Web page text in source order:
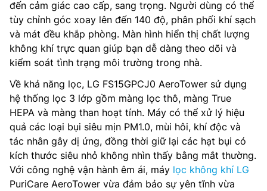
đến cảm giác cao cấp, sang trọng. Người dùng có thể
tùy chỉnh góc xoay lên đến 140 độ, phân phối khí sạch
và mát đều khắp phòng. Màn hình hiển thị chất lượng
không khí trực quan giúp bạn dễ dàng theo dõi và
kiểm soát tình trạng môi trường trong nhà.
Về khả năng lọc, LG FS15GPCJ0 AeroTower sử dụng
hệ thống lọc 3 lớp gồm màng lọc thô, màng True
HEPA và màng than hoạt tính. Máy có thể xử lý hiệu
quả các loại bụi siêu mịn PM1.0, mùi hôi, khí độc và
tác nhân gây dị ứng, đồng thời giữ lại các hạt bụi có
kích thước siêu nhỏ không nhìn thấy bằng mắt thường.
Với công nghệ vận hành êm ái, máy lọc không khí LG
PuriCare AeroTower vừa đảm bảo sự yên tĩnh vừa